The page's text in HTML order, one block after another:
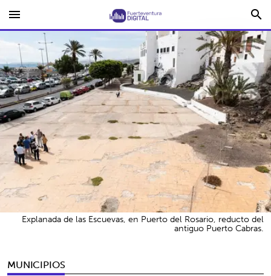
menu search
MUNICIPIOS
Explanada de las Escuevas, en Puerto del Rosario, reducto del
antiguo Puerto Cabras.